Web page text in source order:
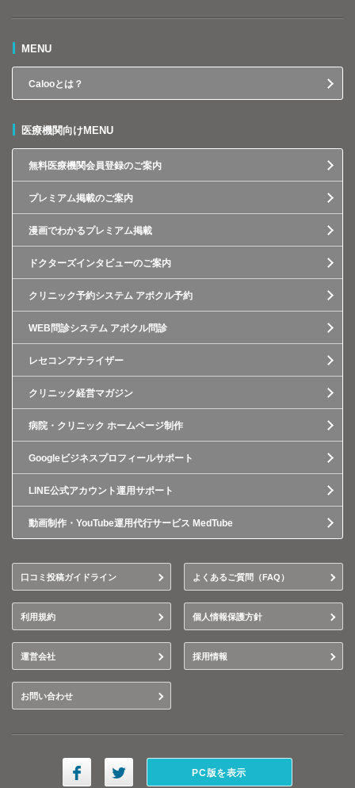
MENU
Calooとは？
医療機関向けMENU
無料医療機関会員登録のご案内
プレミアム掲載のご案内
漫画でわかるプレミアム掲載
ドクターズインタビューのご案内
クリニック予約システム アポクル予約
WEB問診システム アポクル問診
レセコンアナライザー
クリニック経営マガジン
病院・クリニック ホームページ制作
Googleビジネスプロフィールサポート
LINE公式アカウント運用サポート
動画制作・YouTube運用代行サービス MedTube
口コミ投稿ガイドライン よくあるご質問（FAQ）
利用規約 個人情報保護方針
運営会社 採用情報
お問い合わせ
PC版を表示